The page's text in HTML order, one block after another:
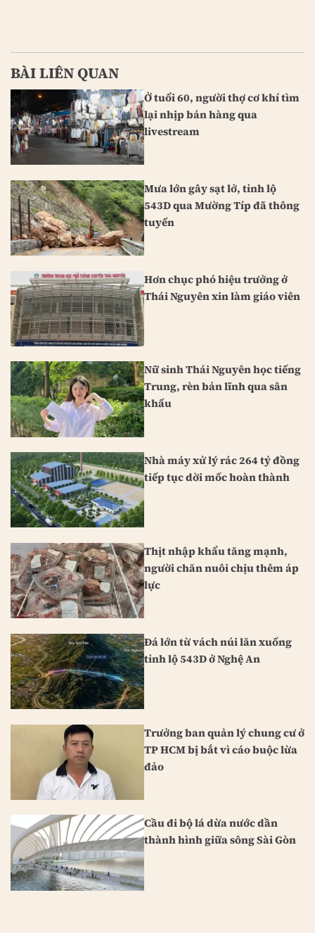
BÀI LIÊN QUAN
Ở tuổi 60, người thợ cơ khí tìm
lại nhịp bán hàng qua
livestream
Mưa lớn gây sạt lở, tỉnh lộ
543D qua Mường Típ đã thông
tuyến
Hơn chục phó hiệu trưởng ở
Thái Nguyên xin làm giáo viên
Nữ sinh Thái Nguyên học tiếng
Trung, rèn bản lĩnh qua sân
khấu
Nhà máy xử lý rác 264 tỷ đồng
tiếp tục dời mốc hoàn thành
Thịt nhập khẩu tăng mạnh,
người chăn nuôi chịu thêm áp
lực
Đá lớn từ vách núi lăn xuống
tỉnh lộ 543D ở Nghệ An
Trưởng ban quản lý chung cư ở
TP HCM bị bắt vì cáo buộc lừa
đảo
Cầu đi bộ lá dừa nước dần
thành hình giữa sông Sài Gòn